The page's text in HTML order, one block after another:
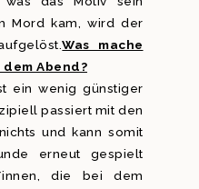
Mord kam, wird der
Was mache
Abend?
ein wenig günstiger
passiert mit den
und kann somit
erneut gespielt
die bei dem